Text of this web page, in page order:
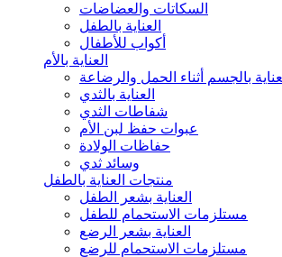
السكاتات والعضاضات
العناية بالطفل
أكواب للأطفال
العناية بالأم
بالجسم أثناء الحمل والرضاعة
العناية بالثدي
شفاطات الثدي
عبوات حفظ لبن الأم
حفاظات الولادة
وسائد ثدي
منتجات العناية بالطفل
العناية بشعر الطفل
مستلزمات الاستحمام للطفل
العناية بشعر الرضع
مستلزمات الاستحمام للرضع